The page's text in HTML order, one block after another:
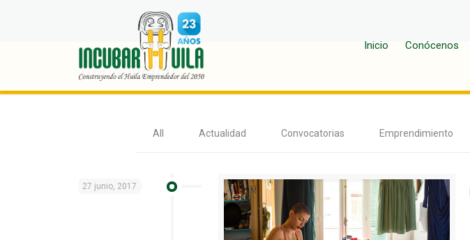
Inicio Conócenos
Día Mundial
All Actualidad Convocatorias Emprendimiento
27 junio, 2017